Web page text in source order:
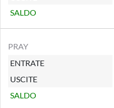
SALDO
PRAY
ENTRATE
USCITE
SALDO